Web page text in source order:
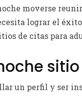
moverse
lograr el
de citas para
un perfil y ser